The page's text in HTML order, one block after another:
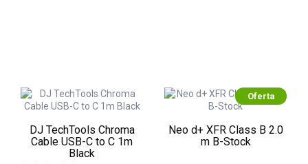
DJ TechTools Chroma
Cable USB-C to C 1m
Black
Oferta
Neo d+ XFR Class B 2.0
m B-Stock